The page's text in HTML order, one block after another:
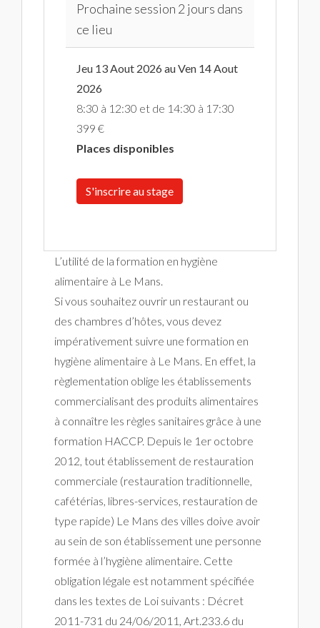
Prochaine session 2 jours dans
ce lieu
Jeu 13 Aout 2026 au Ven 14 Aout
2026
8:30 à 12:30 et de 14:30 à 17:30
399 €
Places disponibles
S'inscrire au stage
L’utilité de la formation en hygiène
alimentaire à Le Mans.
Si vous souhaitez ouvrir un restaurant ou
des chambres d’hôtes, vous devez
impérativement suivre une formation en
hygiène alimentaire à Le Mans. En effet, la
règlementation oblige les établissements
commercialisant des produits alimentaires
à connaître les règles sanitaires grâce à une
formation HACCP. Depuis le 1er octobre
2012, tout établissement de restauration
commerciale (restauration traditionnelle,
cafétérias, libres-services, restauration de
type rapide) Le Mans des villes doive avoir
au sein de son établissement une personne
formée à l’hygiène alimentaire. Cette
obligation légale est notamment spécifiée
dans les textes de Loi suivants : Décret
2011-731 du 24/06/2011, Art.233.6 du